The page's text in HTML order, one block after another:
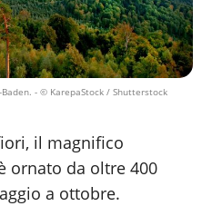
- © KarepaStock / Shutterstock
il magnifico
ornato da oltre 400
a ottobre.